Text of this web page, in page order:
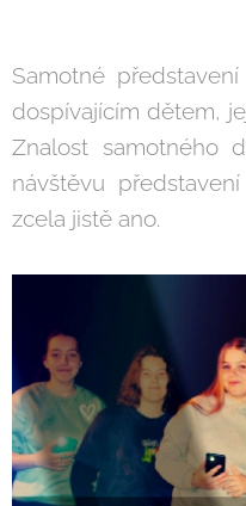
Samotné
dospívajícím dětem,
Znalost samotného
návštěvu
zcela jistě ano.